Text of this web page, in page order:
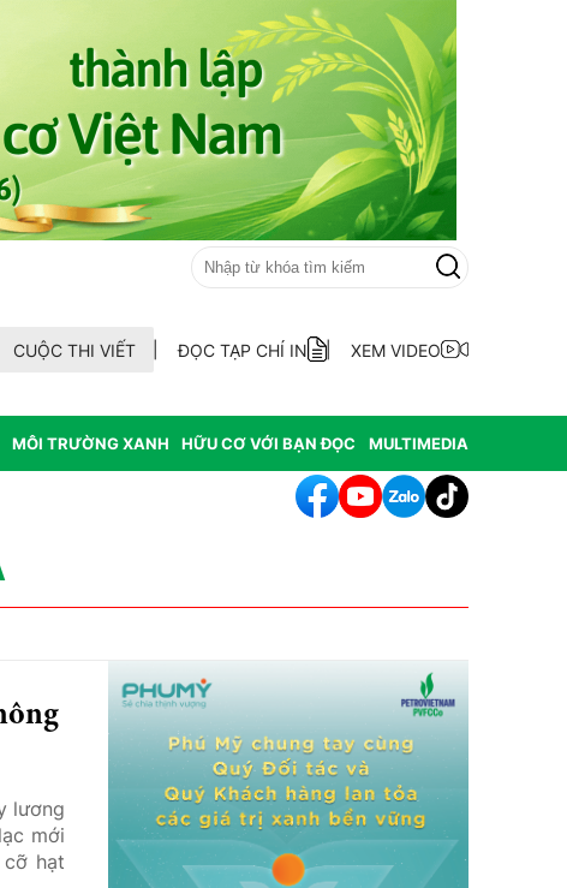
CUỘC THI VIẾT ĐỌC TẠP CHÍ IN XEM VIDEO
MÔI TRƯỜNG XANH HỮU CƠ VỚI BẠN ĐỌC MULTIMEDIA
phát hiện 9 mẫu xăng dầu kém chất lượng
lương
mới
hạt